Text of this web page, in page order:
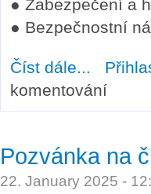
● Zabezpečení a
● Bezpečnostní
Číst dále... about
komentování
Pozvánka na
22. January 2025 -